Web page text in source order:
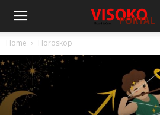
Home Horoskop